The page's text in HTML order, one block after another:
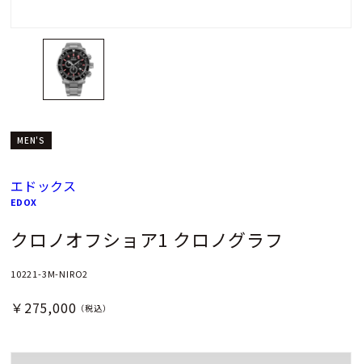
MEN'S
エドックス
EDOX
クロノオフショア1 クロノグラフ
10221-3M-NIRO2
￥275,000 （税込）